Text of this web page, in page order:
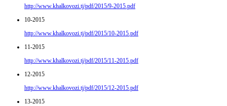
http://www.khalkovozi.tj/pdf/2015/9-2015.pdf
10-2015
http://www.khalkovozi.tj/pdf/2015/10-2015.pdf
11-2015
http://www.khalkovozi.tj/pdf/2015/11-2015.pdf
12-2015
http://www.khalkovozi.tj/pdf/2015/12-2015.pdf
13-2015